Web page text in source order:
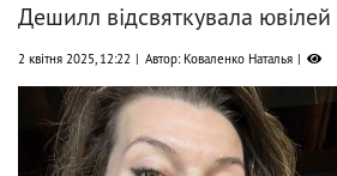
Дешилл відсвяткувала ювілей
2 квітня 2025, 12:22 Автор: Коваленко Наталья